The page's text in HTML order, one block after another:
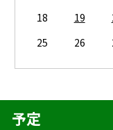
18
19
25
26
予定